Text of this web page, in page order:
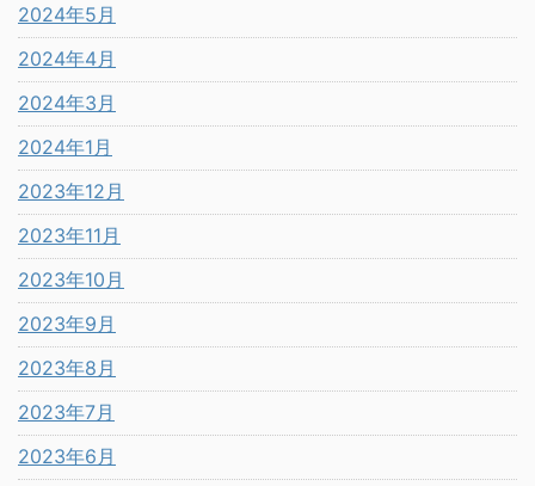
2024年5月
2024年4月
2024年3月
2024年1月
2023年12月
2023年11月
2023年10月
2023年9月
2023年8月
2023年7月
2023年6月